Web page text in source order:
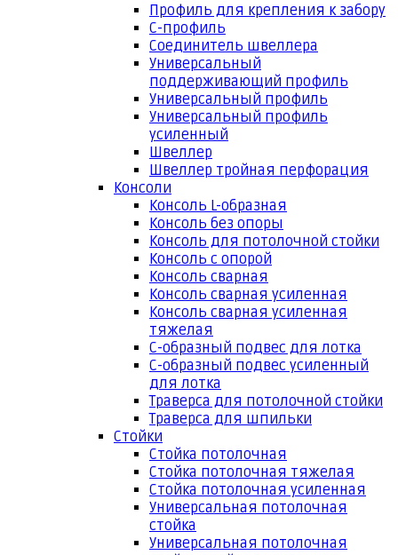
Профиль для крепления к забору
С-профиль
Соединитель швеллера
Универсальный
поддерживающий профиль
Универсальный профиль
Универсальный профиль
усиленный
Швеллер
Швеллер тройная перфорация
Консоли
Консоль L-образная
Консоль без опоры
Консоль для потолочной стойки
Консоль с опорой
Консоль сварная
Консоль сварная усиленная
Консоль сварная усиленная
тяжелая
С-образный подвес для лотка
С-образный подвес усиленный
для лотка
Траверса для потолочной стойки
Траверса для шпильки
Стойки
Стойка потолочная
Стойка потолочная тяжелая
Стойка потолочная усиленная
Универсальная потолочная
стойка
Универсальная потолочная